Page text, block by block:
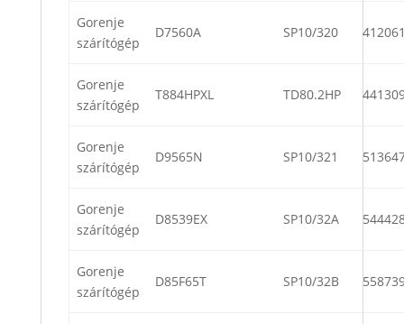
Gorenje
szárítógép
D7560A SP10/320
Gorenje
szárítógép
T884HPXL TD80.2HP
Gorenje
szárítógép
D9565N SP10/321
Gorenje
szárítógép
D8539EX SP10/32A
Gorenje
szárítógép
D85F65T SP10/32B